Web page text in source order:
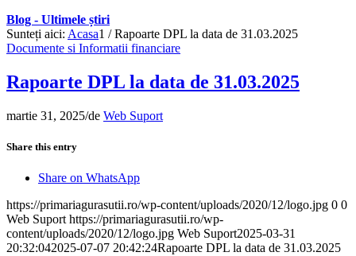
Blog - Ultimele știri
Sunteți aici: Acasa1 / Rapoarte DPL la data de 31.03.2025
Documente si Informatii financiare
Rapoarte DPL la data de 31.03.2025
martie 31, 2025/de Web Suport
Share this entry
Share on WhatsApp
https://primariagurasutii.ro/wp-content/uploads/2020/12/logo.jpg 0 0
Web Suport https://primariagurasutii.ro/wp-
content/uploads/2020/12/logo.jpg Web Suport2025-03-31
20:32:042025-07-07 20:42:24Rapoarte DPL la data de 31.03.2025